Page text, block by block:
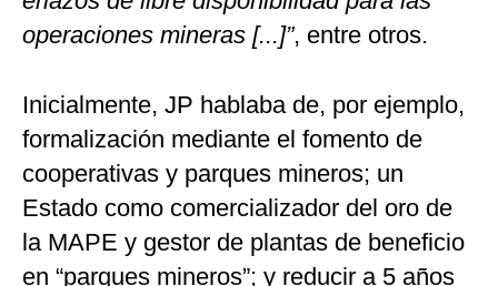
operaciones mineras [...]”, entre otros.
Inicialmente, JP hablaba de, por ejemplo,
formalización mediante el fomento de
cooperativas y parques mineros; un
Estado como comercializador del oro de
la MAPE y gestor de plantas de beneficio
en “parques mineros”; y reducir a 5 años